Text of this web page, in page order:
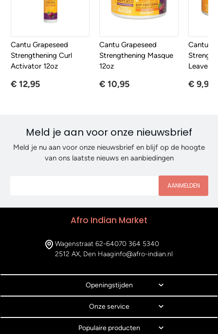
Cantu Grapeseed
Strengthening Curl
Activator 12oz
€ 12,95
Cantu Grapeseed
Strengthening Masque
12oz
€ 10,95
Cantu
Leave-In
€ 9,95
Meld je aan voor onze nieuwsbrief
Meld je nu aan voor onze nieuwsbrief en blijf op de hoogte
van ons laatste nieuws en aanbiedingen
AANMELDEN
Afro Indian Market
Wagenstraat 62-64
2512 AX, Den Haag
070 364 5340
info@afro-indian.nl
Openingstijden
Onze service
Populaire producten